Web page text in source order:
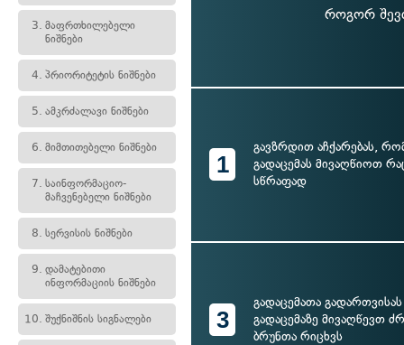
3. მაფრთხილებელი
ნიშნები
4. პრიორიტეტის ნიშნები
5. ამკრძალავი ნიშნები
6. მიმთითებელი ნიშნები
7. საინფორმაციო-
მაჩვენებელი ნიშნები
8. სერვისის ნიშნები
9. დამატებითი
ინფორმაციის ნიშნები
10. შუქნიშნის სიგნალები
როგორ
1
გავზრდით აჩქარებას,
გადაცემას მივაღწიოთ
სწრაფად
3
გადაცემათა
გადაცემაზე მივაღწევთ
ბრუნთა რიცხვს